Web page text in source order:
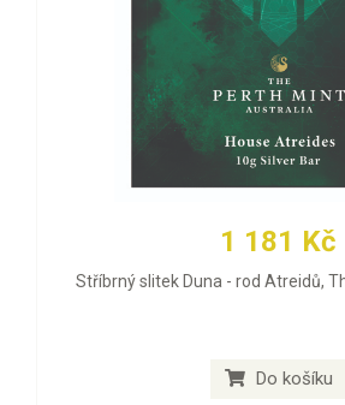
1 181 Kč
Stříbrný slitek Duna - rod Atreidů,
Do košíku